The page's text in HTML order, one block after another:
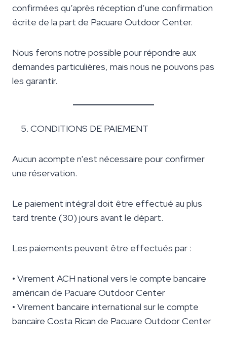
confirmées qu’après réception d’une confirmation
écrite de la part de Pacuare Outdoor Center.
Nous ferons notre possible pour répondre aux
demandes particulières, mais nous ne pouvons pas
les garantir.
CONDITIONS DE PAIEMENT
Aucun acompte n'est nécessaire pour confirmer
une réservation.
Le paiement intégral doit être effectué au plus
tard trente (30) jours avant le départ.
Les paiements peuvent être effectués par :
• Virement ACH national vers le compte bancaire
américain de Pacuare Outdoor Center
• Virement bancaire international sur le compte
bancaire Costa Rican de Pacuare Outdoor Center